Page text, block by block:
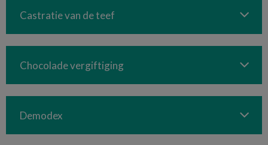
Castratie van de teef
Chocolade vergiftiging
Demodex